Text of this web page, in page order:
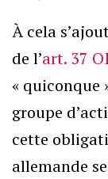
À cela
de l’art. 37
« quiconque
groupe
cette
allemande